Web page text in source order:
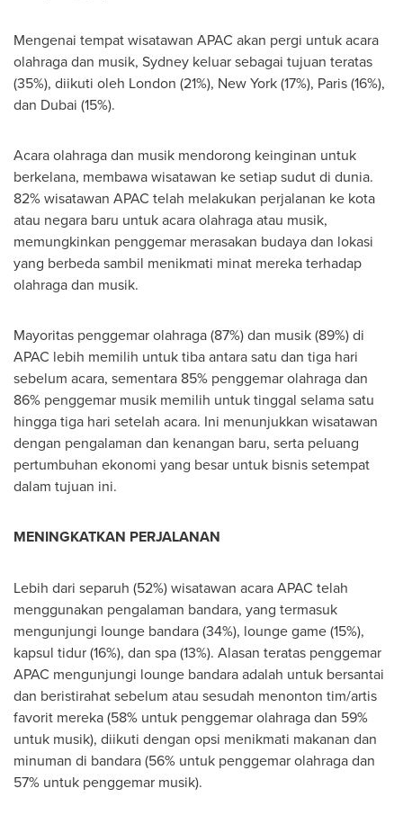
Mengenai tempat wisatawan APAC akan pergi untuk acara
olahraga dan musik, Sydney keluar sebagai tujuan teratas
(35%), diikuti oleh London (21%), New York(17%), Paris(16%),
dan Dubai (15%).
Acara olahraga dan musik mendorong keinginan untuk
berkelana, membawa wisatawan ke setiap sudut di dunia.
82% wisatawan APAC telah melakukan perjalanan ke kota
atau negara baru untuk acara olahraga atau musik,
memungkinkan penggemar merasakan budaya dan lokasi
yang berbeda sambil menikmati minat mereka terhadap
olahraga dan musik.
Mayoritas penggemar olahraga (87%) dan musik (89%) di
APAC lebih memilih untuk tiba antara satu dan tiga hari
sebelum acara, sementara 85% penggemar olahraga dan
86% penggemar musik memilih untuk tinggal selama satu
hingga tiga hari setelah acara. Ini menunjukkan wisatawan
dengan pengalaman dan kenangan baru, serta peluang
pertumbuhan ekonomi yang besar untuk bisnis setempat
dalam tujuan ini.
MENINGKATKAN PERJALANAN
Lebih dari separuh (52%) wisatawan acara APAC telah
menggunakan pengalaman bandara, yang termasuk
mengunjungi lounge bandara (34%), lounge game (15%),
kapsul tidur (16%), dan spa (13%). Alasan teratas penggemar
APAC mengunjungi lounge bandara adalah untuk bersantai
dan beristirahat sebelum atau sesudah menonton tim/artis
favorit mereka (58% untuk penggemar olahraga dan 59%
untuk musik), diikuti dengan opsi menikmati makanan dan
minuman di bandara (56% untuk penggemar olahraga dan
57% untuk penggemar musik).